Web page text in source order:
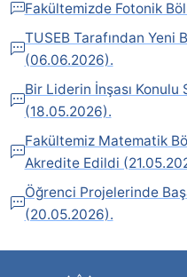
Fakültemizde Fotonik
TUSEB Tarafından Yeni
(06.06.2026).
Bir Liderin İnşası Konulu
(18.05.2026).
Fakültemiz Matematik
Akredite Edildi
Öğrenci Projelerinde
(20.05.2026).